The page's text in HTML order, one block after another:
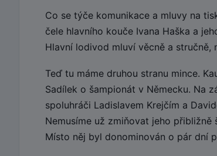
Co se týče komunikace a mluvy na
čele hlavního kouče Ivana Haška a
Hlavní lodivod mluví věcně a stručně,
Teď tu máme druhou stranu mince.
Sadílek o šampionát v Německu. Na
spoluhráči Ladislavem Krejčím a
Nemusíme už zmiňovat jeho
Místo něj byl donominován o pár dní